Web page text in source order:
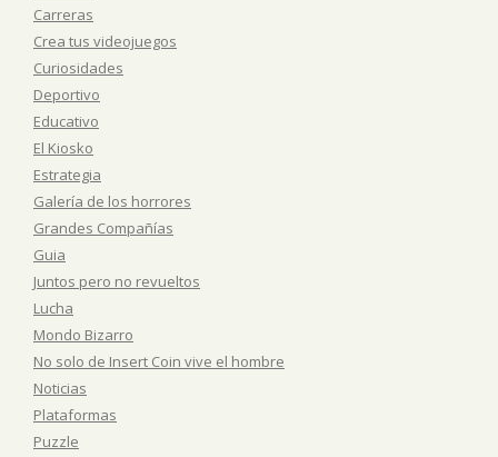
Carreras
Crea tus videojuegos
Curiosidades
Deportivo
Educativo
El Kiosko
Estrategia
Galería de los horrores
Grandes Compañías
Guia
Juntos pero no revueltos
Lucha
Mondo Bizarro
No solo de Insert Coin vive el hombre
Noticias
Plataformas
Puzzle